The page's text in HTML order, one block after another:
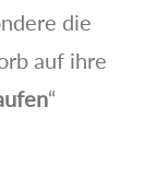
die
auf ihre
“